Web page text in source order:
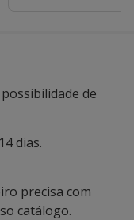
de
dias.
precisa com
catálogo.